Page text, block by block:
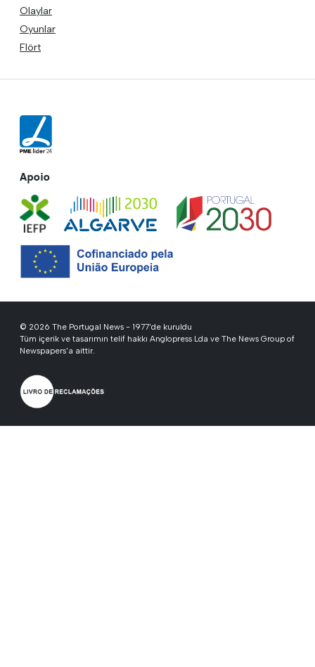
Olaylar
Oyunlar
Flört
Apoio
© 2026 The Portugal News - 1977'de kuruldu
Tüm içerik ve tasarımın telif hakkı Anglopress Lda ve The News Group of
Newspapers'a aittir.